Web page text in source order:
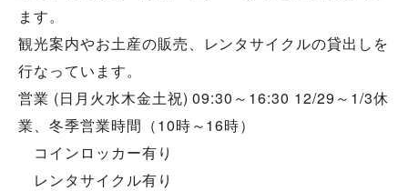
ます。
観光案内やお土産の販売、レンタサイクルの貸出しを
行なっています。
営業 (日月火水木金土祝) 09:30～16:30 12/29～1/3休
業、冬季営業時間（10時～16時）
コインロッカー有り
レンタサイクル有り